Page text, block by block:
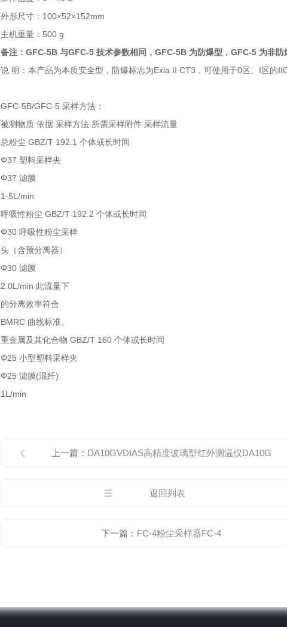
外形尺寸：100×52×152mm
主机重量：500 g
备注：GFC-5B 与GFC-5 技术参数相同，GFC-5B 为防爆型，GFC-5 为非防
说 明：本产品为本质安全型，防爆标志为Exia II CT3，可使用于0区、I区的
GFC-5B/GFC-5 采样方法：
被测物质 依据 采样方法 所需采样附件 采样流量
总粉尘 GBZ/T 192.1 个体或长时间
Φ37 塑料采样夹
Φ37 滤膜
1-5L/min
呼吸性粉尘 GBZ/T 192.2 个体或长时间
Φ30 呼吸性粉尘采样
头（含预分离器）
Φ30 滤膜
2.0L/min 此流量下
的分离效率符合
BMRC 曲线标准。
重金属及其化合物 GBZ/T 160 个体或长时间
Φ25 小型塑料采样夹
Φ25 滤膜(混纤)
1L/min
上一篇： DA10GVDIAS高精度玻璃型红外测温仪DA10G
返回列表
下一篇： FC-4粉尘采样器FC-4